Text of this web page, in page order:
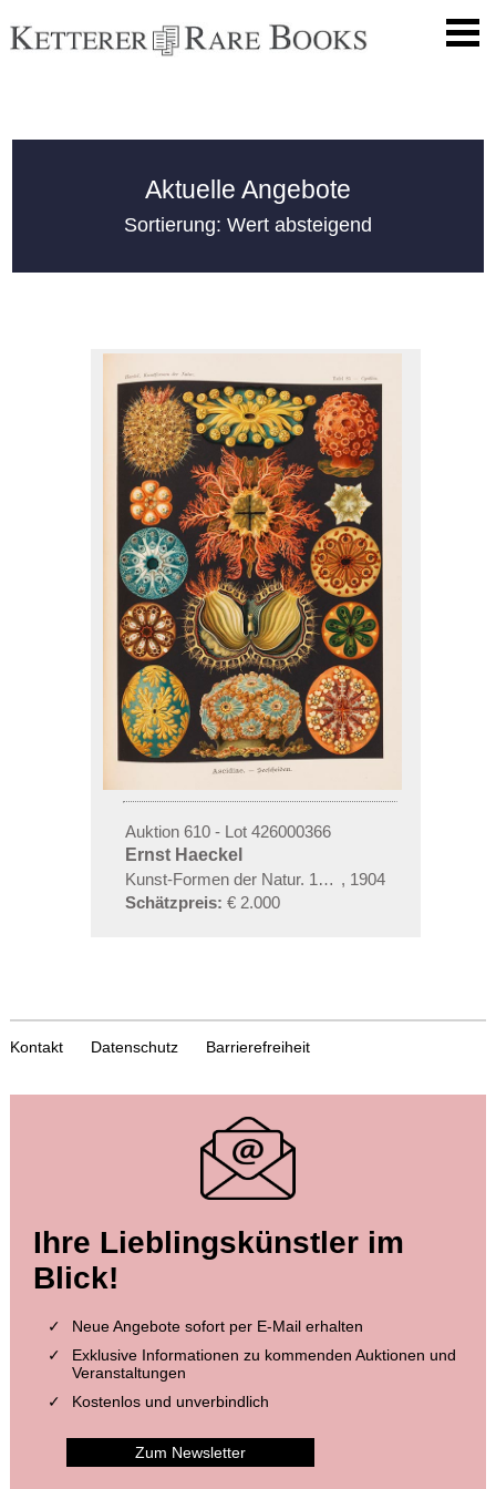
Aktuelle Angebote
Sortierung: Wert absteigend
Auktion 610 - Lot 426000366
Ernst Haeckel
Kunst-Formen der Natur. 10 Hefte und Supplement
, 1904
Schätzpreis: € 2.000
Kontakt Datenschutz Barrierefreiheit
Ihre Lieblingskünstler im
Blick!
Neue Angebote sofort per E-Mail erhalten
Exklusive Informationen zu kommenden Auktionen und
Veranstaltungen
Kostenlos und unverbindlich
Zum Newsletter